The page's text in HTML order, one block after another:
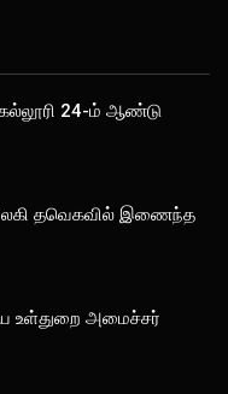
கல்லூரி 24-ம் ஆண்டு
தவெகவில் இணைந்த
உள்துறை அமைச்சர்